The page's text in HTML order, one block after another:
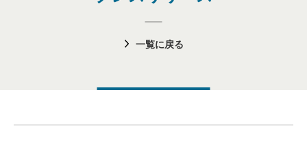
一覧に戻る